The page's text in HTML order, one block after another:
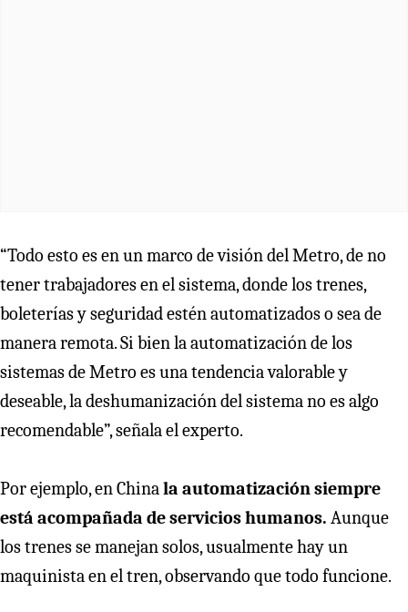
“Todo esto es en un marco de visión del Metro, de no
tener trabajadores en el sistema, donde los trenes,
boleterías y seguridad estén automatizados o sea de
manera remota. Si bien la automatización de los
sistemas de Metro es una tendencia valorable y
deseable, la deshumanización del sistema no es algo
recomendable”, señala el experto.
Por ejemplo, en Chinala automatización siempre
está acompañada de servicios humanos. Aunque
los trenes se manejan solos, usualmente hay un
maquinista en el tren, observando que todo funcione.